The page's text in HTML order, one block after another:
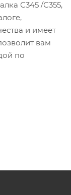
С345 /С355,
и имеет
вам
по